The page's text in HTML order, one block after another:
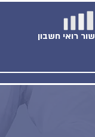
שור רואי חשבון